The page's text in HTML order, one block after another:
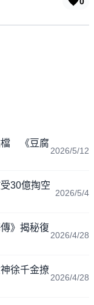
檔 《豆腐
2026/5/12
30億掏空
2026/5/4
》揭秘復
2026/4/28
徐千金撩
2026/4/28